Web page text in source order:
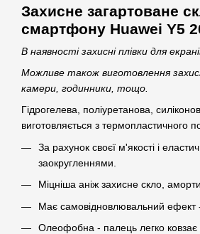
Захисне загартоване
смартфону Huawei Y5
В наявності захисні плівки для
Можливе також виготовлення
камери, годинники, тощо.
Гідрогелева, поліуретанова,
виготовляється з термопластичного
За рахунок своєї м'якості і
заокругленнями.
Міцніша аніж захисне скло,
Має самовідновлювальний ефект
Олеофобна - палець легко ковзає